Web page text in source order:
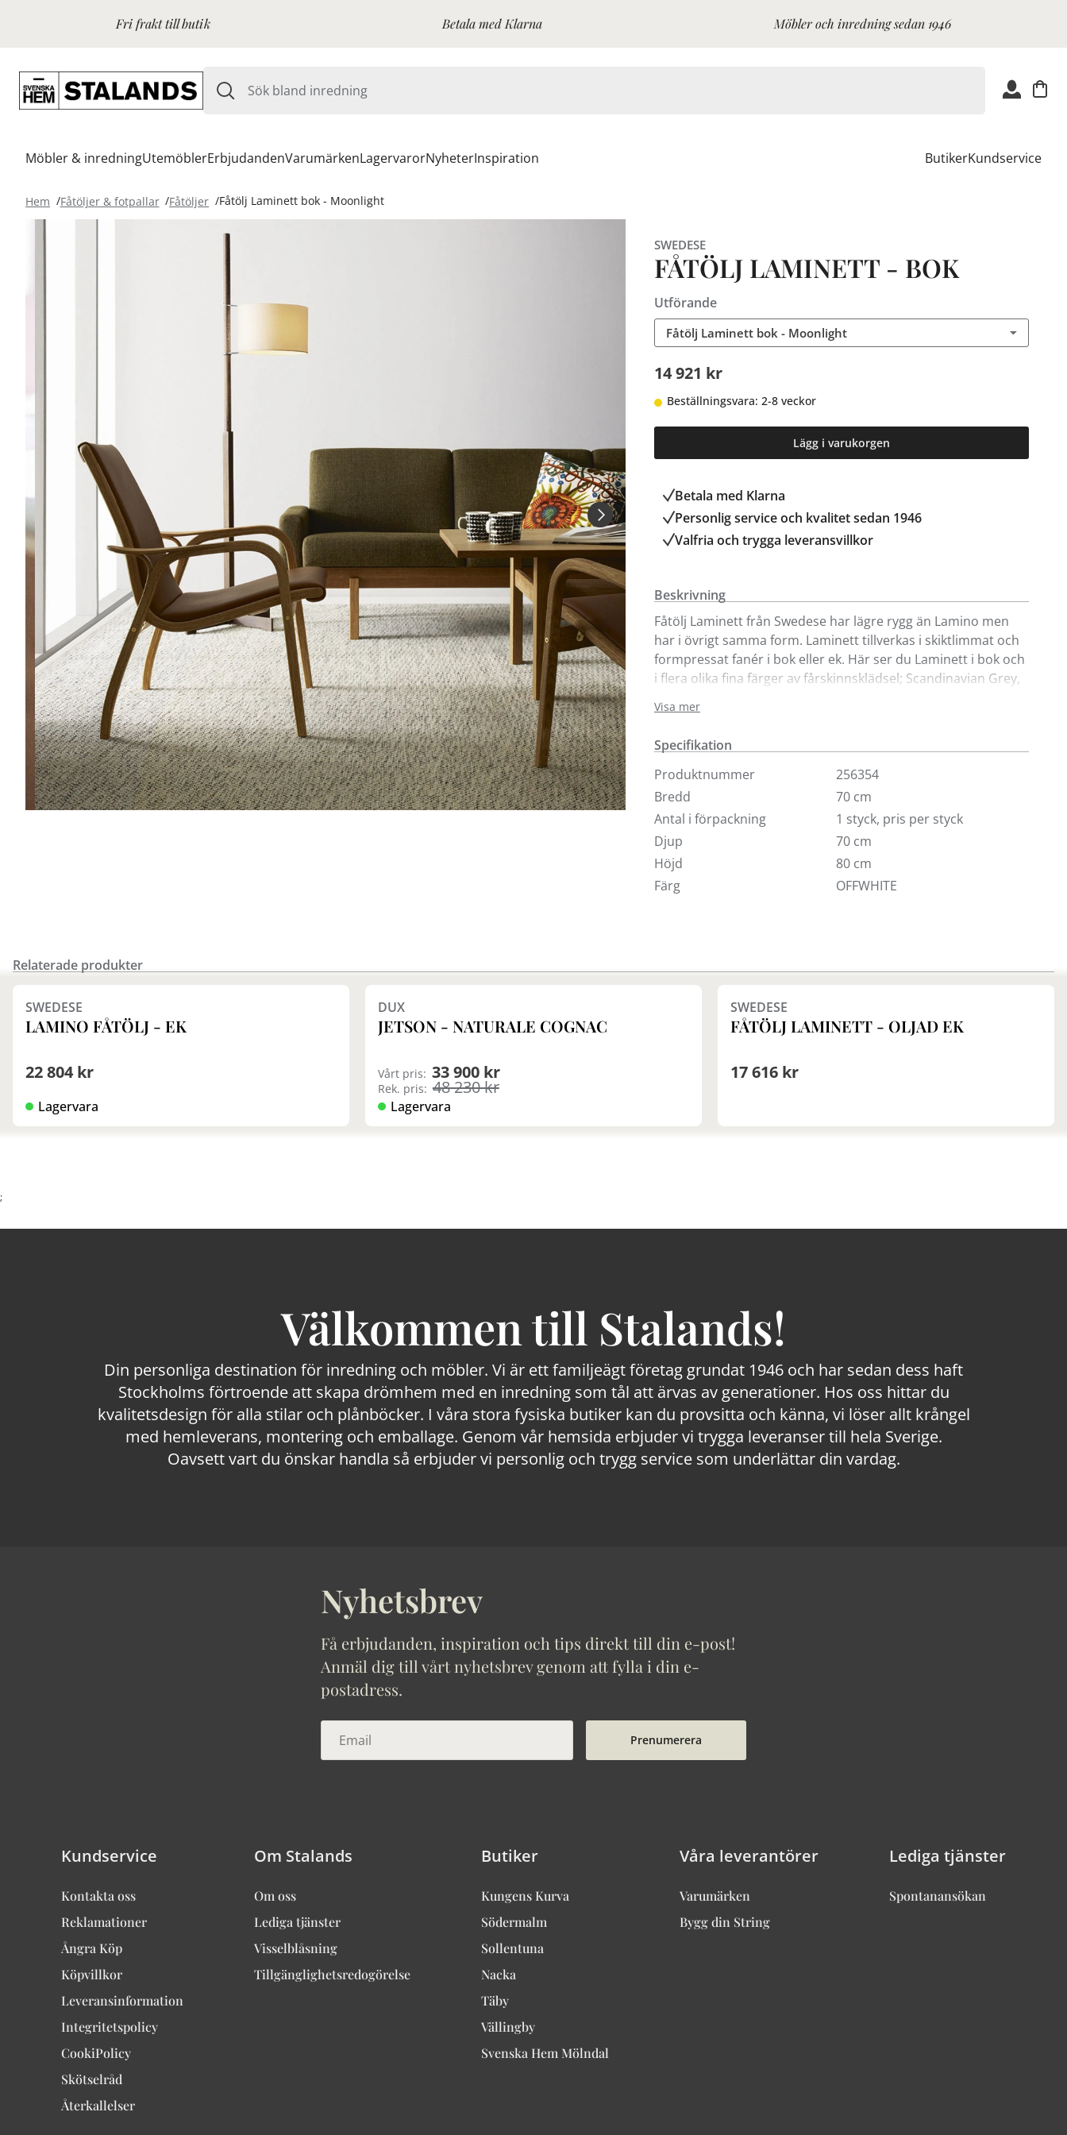
Fri frakt till butik Betala med Klarna Möbler och inredning sedan 1946
Möbler & inredningUtemöblerErbjudandenVarumärkenLagervarorNyheterInspiration ButikerKundservice
Hem Fåtöljer & fotpallar Fåtöljer Fåtölj Laminett bok - Moonlight
SWEDESE
FÅTÖLJ LAMINETT - BOK
Utförande
Fåtölj Laminett bok - Moonlight
14 921 kr
Beställningsvara: 2-8 veckor
Lägg i varukorgen
Betala med Klarna
Personlig service och kvalitet sedan 1946
Valfria och trygga leveransvillkor
Beskrivning
Fåtölj Laminett från Swedese har lägre rygg än Lamino men
har i övrigt samma form. Laminett tillverkas i skiktlimmat och
formpressat fanér i bok eller ek. Här ser du Laminett i bok och
i flera olika fina färger av fårskinnsklädsel; Scandinavian Grey,
Laminettfåtöljen finns även i flera andra färger, tyg och läder.
Visa mer
Specifikation
Produktnummer
256354
Bredd
70 cm
Antal i förpackning
1 styck, pris per styck
Djup
70 cm
Höjd
80 cm
Färg
OFFWHITE
Relaterade produkter Finns i fler val (7)
SWEDESE
LAMINO FÅTÖLJ - EK
22 804 kr
Lagervara
DUX
JETSON - NATURALE COGNAC
Vårt pris: 33 900 kr
Rek. pris: 48 230 kr
Lagervara
Finns i fler val (7)
SWEDESE
FÅTÖLJ LAMINETT - OLJAD EK
17 616 kr
;
Välkommen till Stalands!
Din personliga destination för inredning och möbler. Vi är ett familjeägt företag grundat 1946 och har sedan dess haft
Stockholms förtroende att skapa drömhem med en inredning som tål att ärvas av generationer. Hos oss hittar du
kvalitetsdesign för alla stilar och plånböcker. I våra stora fysiska butiker kan du provsitta och känna, vi löser allt krångel
med hemleverans, montering och emballage. Genom vår hemsida erbjuder vi trygga leveranser till hela Sverige.
Oavsett vart du önskar handla så erbjuder vi personlig och trygg service som underlättar din vardag.
Nyhetsbrev
Få erbjudanden, inspiration och tips direkt till din e-post!
Anmäl dig till vårt nyhetsbrev genom att fylla i din e-
postadress.
Prenumerera
Kundservice
Kontakta oss
Reklamationer
Ångra Köp
Köpvillkor
Leveransinformation
Integritetspolicy
CookiPolicy
Skötselråd
Återkallelser
Om Stalands
Om oss
Lediga tjänster
Visselblåsning
Tillgänglighetsredogörelse
Butiker
Kungens Kurva
Södermalm
Sollentuna
Nacka
Täby
Vällingby
Svenska Hem Mölndal
Våra leverantörer
Varumärken
Bygg din String
Lediga tjänster
Spontanansökan